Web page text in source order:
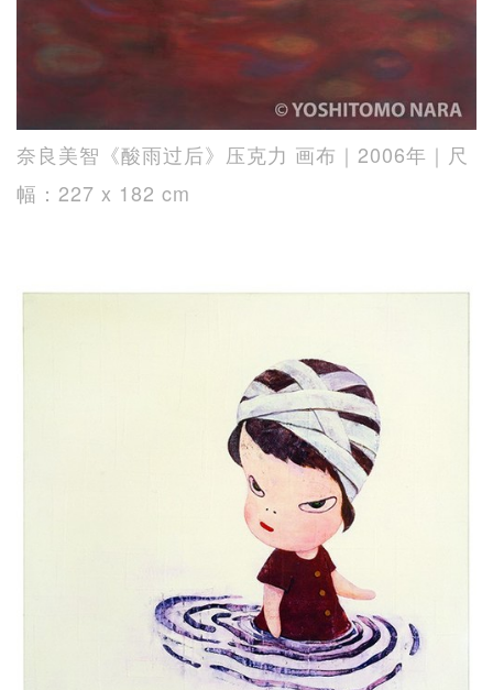
奈良美智《酸雨过后》压克力 画布｜2006年｜尺
幅：227 x 182 cm